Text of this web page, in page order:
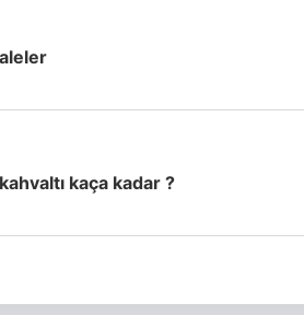
kaça kadar ?